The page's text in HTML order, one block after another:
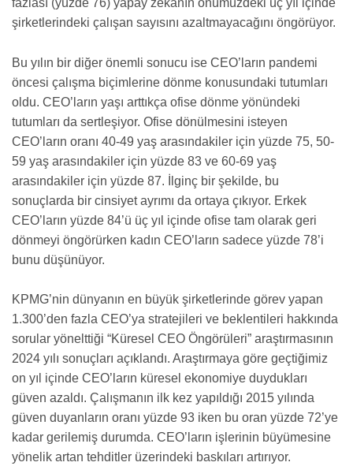
fazlası (yüzde 76) yapay zekânın önümüzdeki üç yıl içinde
şirketlerindeki çalışan sayısını azaltmayacağını öngörüyor.
Bu yılın bir diğer önemli sonucu ise CEO’ların pandemi
öncesi çalışma biçimlerine dönme konusundaki tutumları
oldu. CEO’ların yaşı arttıkça ofise dönme yönündeki
tutumları da sertleşiyor. Ofise dönülmesini isteyen
CEO’ların oranı 40-49 yaş arasındakiler için yüzde 75, 50-
59 yaş arasındakiler için yüzde 83 ve 60-69 yaş
arasındakiler için yüzde 87. İlginç bir şekilde, bu
sonuçlarda bir cinsiyet ayrımı da ortaya çıkıyor. Erkek
CEO’ların yüzde 84’ü üç yıl içinde ofise tam olarak geri
dönmeyi öngörürken kadın CEO’ların sadece yüzde 78’i
bunu düşünüyor.
KPMG’nin dünyanın en büyük şirketlerinde görev yapan
1.300’den fazla CEO’ya stratejileri ve beklentileri hakkında
sorular yönelttiği “Küresel CEO Öngörüleri” araştırmasının
2024 yılı sonuçları açıklandı. Araştırmaya göre geçtiğimiz
on yıl içinde CEO’ların küresel ekonomiye duydukları
güven azaldı. Çalışmanın ilk kez yapıldığı 2015 yılında
güven duyanların oranı yüzde 93 iken bu oran yüzde 72’ye
kadar gerilemiş durumda. CEO’ların işlerinin büyümesine
yönelik artan tehditler üzerindeki baskıları artırıyor.